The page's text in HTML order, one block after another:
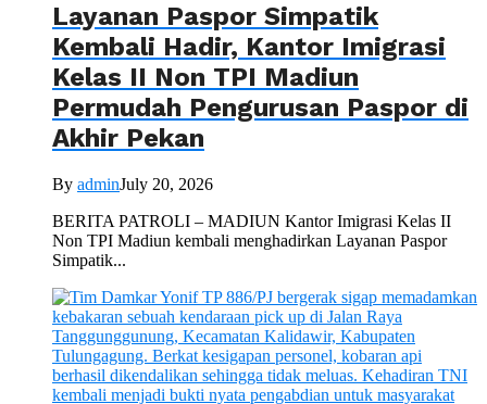
Layanan Paspor Simpatik
Kembali Hadir, Kantor Imigrasi
Kelas II Non TPI Madiun
Permudah Pengurusan Paspor di
Akhir Pekan
By adminJuly 20, 2026
BERITA PATROLI – MADIUN Kantor Imigrasi Kelas II
Non TPI Madiun kembali menghadirkan Layanan Paspor
Simpatik...